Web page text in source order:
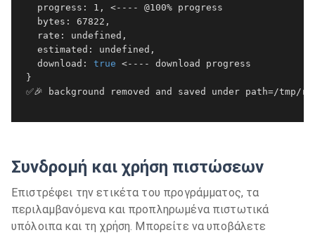
   progress: 1, <---- @100% progress
   bytes: 67822,
   rate: undefined,
   estimated: undefined,
   download:
true <---- download progress
}
✅🎉 background removed and saved under path=/tmp/
Συνδρομή και χρήση πιστώσεων
Επιστρέφει την ετικέτα του προγράμματος, τα
περιλαμβανόμενα και προπληρωμένα πιστωτικά
υπόλοιπα και τη χρήση. Μπορείτε να υποβάλετε